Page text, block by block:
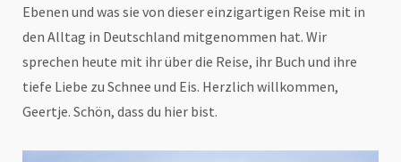
Ebenen und was sie von dieser einzigartigen Reise mit in
den Alltag in Deutschland mitgenommen hat. Wir
sprechen heute mit ihr über die Reise, ihr Buch und ihre
tiefe Liebe zu Schnee und Eis. Herzlich willkommen,
Geertje. Schön, dass du hier bist.